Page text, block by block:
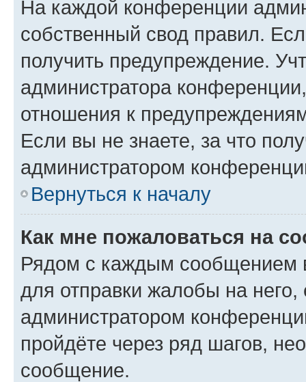
На каждой конференции
собственный свод правил.
получить предупреждение.
администратора
отношения к
Если вы не знаете, за что
администратором
Вернуться к началу
Как мне пожаловаться на
Рядом с каждым сообщением
для отправки жалобы на
администратором
пройдёте через ряд шагов,
сообщение.